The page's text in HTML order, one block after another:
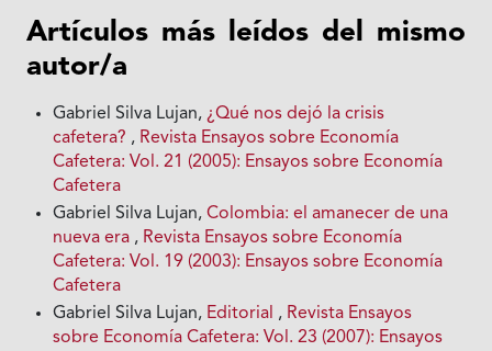
Artículos más leídos del mismo
autor/a
Gabriel Silva Lujan, ¿Qué nos dejó la crisis
cafetera? , Revista Ensayos sobre Economía
Cafetera: Vol. 21 (2005): Ensayos sobre Economía
Cafetera
Gabriel Silva Lujan,Colombia: el amanecer de una
nueva era , Revista Ensayos sobre Economía
Cafetera: Vol. 19 (2003): Ensayos sobre Economía
Cafetera
Gabriel Silva Lujan, Editorial , Revista Ensayos
sobre Economía Cafetera: Vol. 23 (2007): Ensayos